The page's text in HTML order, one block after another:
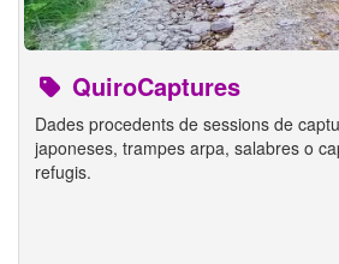
QuiroCaptures
Dades procedents de sessions de
japoneses, trampes arpa, salabres o
refugis.